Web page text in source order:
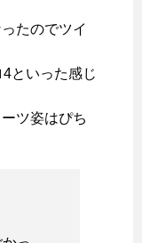
たのでツイ
といった感じ
ツ姿はぴち